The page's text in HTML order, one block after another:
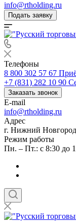
info@rtholding.ru
Подать заявку
Телефоны
8 800 302 57 67
+7 (831) 282 10 90
Заказать звонок
E-mail
info@rtholding.ru
Адрес
г. Нижний
Режим работы
Пн. – Пт.: с 8:30 до